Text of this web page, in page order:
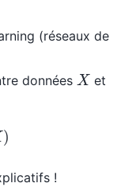
(réseaux de
données Xet
!